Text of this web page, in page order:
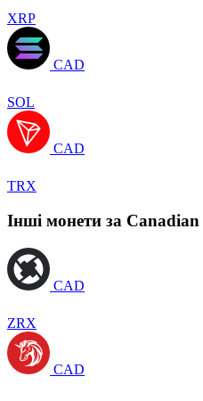
XRP
CAD
SOL
CAD
TRX
Інші монети за
CAD
ZRX
CAD